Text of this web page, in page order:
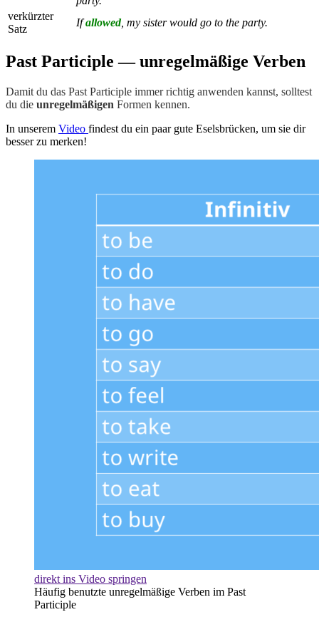
verkürzter
Satz
Ifallowed, my sister would go to the party.
Past Participle — unregelmäßige Verben
Damit du das Past Participle immer richtig anwenden kannst, solltest
du die unregelmäßigen Formen kennen.
In unserem Video findest du ein paar gute Eselsbrücken, um sie dir
besser zu merken!
direkt ins Video springen
Häufig benutzte unregelmäßige Verben im Past
Participle